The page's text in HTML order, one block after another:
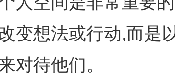
变想法或行动,而是
对待他们。